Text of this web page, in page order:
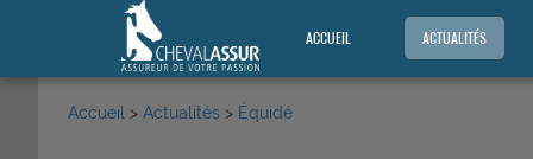
ACCUEIL ACTUALITÉS
Accueil > Actualités > Équidé